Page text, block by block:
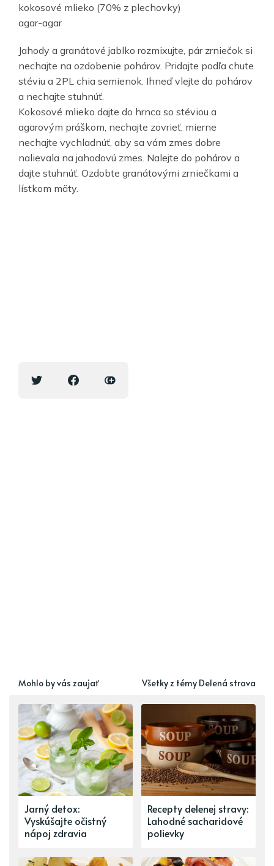
kokosové mlieko (70% z plechovky)
agar-agar
Jahody a granátové jablko rozmixujte, pár zrniečok si
nechajte na ozdobenie pohárov. Pridajte podľa chute
stéviu a 2PL chia semienok. Ihneď vlejte do pohárov
a nechajte stuhnúť.
Kokosové mlieko dajte do hrnca so stéviou a
agarovým práškom, nechajte zovrieť, mierne
nechajte vychladnúť, aby sa vám zmes dobre
nalievala na jahodovú zmes. Nalejte do pohárov a
dajte stuhnúť. Ozdobte granátovými zrniečkami a
lístkom mäty.
Mohlo by vás zaujať Všetky z témy Delená strava
Jarný detox:
Vyskúšajte očistný
nápoj zdravia
Recepty delenej stravy:
Lahodné sacharidové
polievky